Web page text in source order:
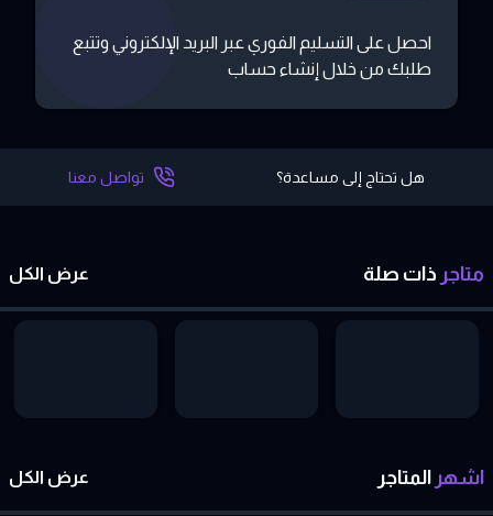
احصل على التسليم الفوري عبر البريد الإلكتروني وتتبع
طلبك من خلال إنشاء حساب
هل تحتاج إلى مساعدة؟ تواصل معنا
متاجر ذات صلة عرض الكل
اشهر المتاجر عرض الكل